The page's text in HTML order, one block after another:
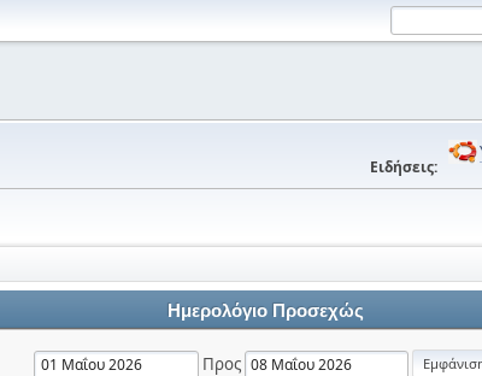
Ειδήσεις:
Ημερολόγιο Προσεχώς
Προς